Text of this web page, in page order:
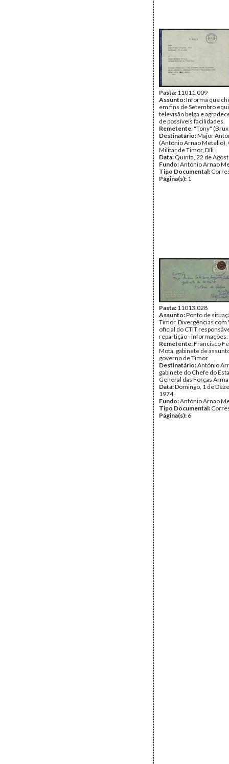
Pasta: 11011.009
Assunto:Informa que
em fins de Setembro
televisão belga e
de possíveis facilidades.
Remetente:"Tony"
Destinatário:Major
(António Arnao Metello),
Militar de Timor, Díli
Data: Quinta, 22 de
Fundo:António Arnao
Tipo Documental:
Página(s): 1
Pasta: 11013.028
Assunto:Ponto de
Timor. Divergências com
oficial do CTIT
repartição - informações.
Remetente:Francisco
Mota, gabinete de
governo de Timor
Destinatário:António
gabinete do Chefe do
General das Forças
Data:Domingo, 1 de
1974
Fundo:António Arnao
Tipo Documental:
Página(s): 6